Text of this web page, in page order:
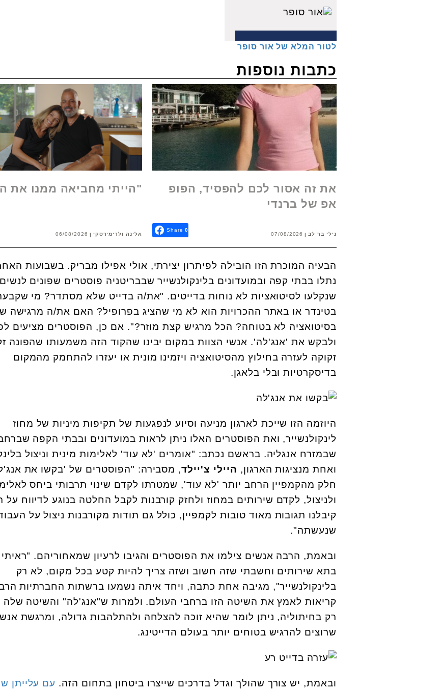
לטור המלא של אור סופר
כתבות נוספות
את זה אסור לכם להפסיד, הפופ
אפ של ברנדי
נילי בר לב 07/08/2026
Share 0
"הייתי מחביאה ממנו את
אלינה ולדימירסקי 06/08/2026
הבעיה המוכרת הזו הובילה לפיתרון יצירתי, אולי אפילו מבריק. בשבועות
נתלו בבתי קפה ובמועדונים בלינקולנשייר שבבריטניה פוסטרים שפונים
שנקלעו לסיטואציות לא נוחות בדייטים. "את/ה בדייט שלא מסתדר? מי
בטינדר או באתר ההכרויות הוא לא מי שהציג בפרופיל? האם את/ה מרגישה
בסיטואציה לא בטוחה? הכל מרגיש קצת מוזר?". אם כן, הפוסטרים מציעים
ולבקש את 'אנג'לה'. אנשי הצוות במקום יבינו שהקוד הזה משמעותו שהפונה
זקוקה לעזרה בחילוץ מהסיטואציה ויזמינו מונית או יעזרו להתחמק מהמקום
בדיסקרטיות ובלי בלאגן.
היוזמה הזו שייכת לארגון מניעה וסיוע לנפגעות של תקיפות מיניות של מחוז
לינקולנשייר, ואת הפוסטרים האלו ניתן לראות במועדונים ובבתי הקפה
שבמזרח אנגליה. בראשם נכתב: "אומרים 'לא עוד' לאלימות מינית וניצול
ואחת מנציגות הארגון, היילי צ'יילד, מסבירה: "הפוסטרים של 'בקשו את
חלק מהקמפיין הרחב יותר 'לא עוד', שמטרתו לקדם שינוי תרבותי ביחס
ולניצול, לקדם שירותים במחוז ולחזק קורבנות לקבל החלטה בנוגע לדיווח על
קיבלנו תגובות מאוד טובות לקמפיין, כולל גם תודות מקורבנות ניצול על
שנעשתה".
ובאמת, הרבה אנשים צילמו את הפוסטרים והגיבו לרעיון שמאחוריהם.
בתא שירותים וחשבתי שזה חשוב ושזה צריך להיות קטע בכל מקום, לא רק
בלינקולנשייר", מגיבה אחת כתבה, ויחד איתה נשמעו ברשתות החברתיות
קריאות לאמץ את השיטה הזו ברחבי העולם. ולמרות ש"אנג'לה" והשיטה
רק בחיתוליה, ניתן לומר שהיא זוכה להצלחה ולהתלהבות גדולה, ומרגשת
שרוצים להרגיש בטוחים יותר בעולם הדייטינג.
ובאמת, יש צורך שהולך וגדל בדרכים שייצרו ביטחון בתחום הזה. עם עלייתן